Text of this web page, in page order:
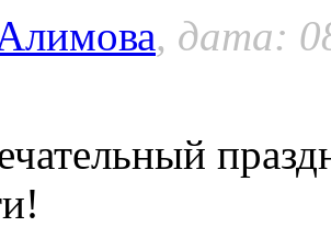
, дата: